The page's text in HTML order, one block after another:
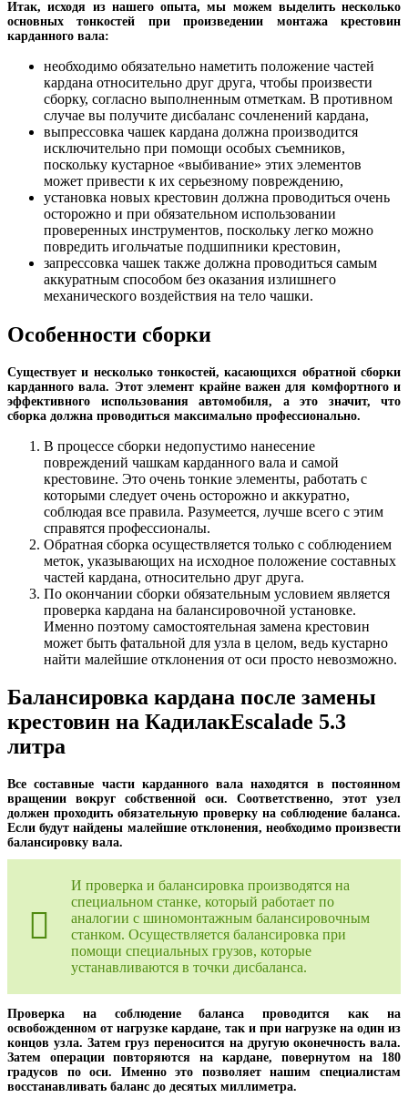
Итак, исходя из нашего опыта, мы можем выделить несколько
основных тонкостей при произведении монтажа крестовин
карданного вала:
необходимо обязательно наметить положение частей
кардана относительно друг друга, чтобы произвести
сборку, согласно выполненным отметкам. В противном
случае вы получите дисбаланс сочленений кардана,
выпрессовка чашек кардана должна производится
исключительно при помощи особых съемников,
поскольку кустарное «выбивание» этих элементов
может привести к их серьезному повреждению,
установка новых крестовин должна проводиться очень
осторожно и при обязательном использовании
проверенных инструментов, поскольку легко можно
повредить игольчатые подшипники крестовин,
запрессовка чашек также должна проводиться самым
аккуратным способом без оказания излишнего
механического воздействия на тело чашки.
Особенности сборки
Существует и несколько тонкостей, касающихся обратной сборки
карданного вала. Этот элемент крайне важен для комфортного и
эффективного использования автомобиля, а это значит, что
сборка должна проводиться максимально профессионально.
В процессе сборки недопустимо нанесение
повреждений чашкам карданного вала и самой
крестовине. Это очень тонкие элементы, работать с
которыми следует очень осторожно и аккуратно,
соблюдая все правила. Разумеется, лучше всего с этим
справятся профессионалы.
Обратная сборка осуществляется только с соблюдением
меток, указывающих на исходное положение составных
частей кардана, относительно друг друга.
По окончании сборки обязательным условием является
проверка кардана на балансировочной установке.
Именно поэтому самостоятельная замена крестовин
может быть фатальной для узла в целом, ведь кустарно
найти малейшие отклонения от оси просто невозможно.
Балансировка кардана после замены
крестовин на КадилакEscalade 5.3
литра
Все составные части карданного вала находятся в постоянном
вращении вокруг собственной оси. Соответственно, этот узел
должен проходить обязательную проверку на соблюдение баланса.
Если будут найдены малейшие отклонения, необходимо произвести
балансировку вала.
И проверка и балансировка производятся на
специальном станке, который работает по
аналогии с шиномонтажным балансировочным
станком. Осуществляется балансировка при
помощи специальных грузов, которые
устанавливаются в точки дисбаланса.
Проверка на соблюдение баланса проводится как на
освобожденном от нагрузке кардане, так и при нагрузке на один из
концов узла. Затем груз переносится на другую оконечность вала.
Затем операции повторяются на кардане, повернутом на 180
градусов по оси. Именно это позволяет нашим специалистам
восстанавливать баланс до десятых миллиметра.